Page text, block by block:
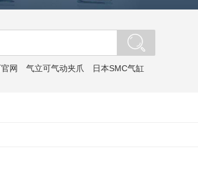
网 气立可气动夹爪 日本SMC气缸